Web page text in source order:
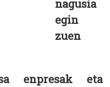
nagusia
egin
zuen
enpresak eta